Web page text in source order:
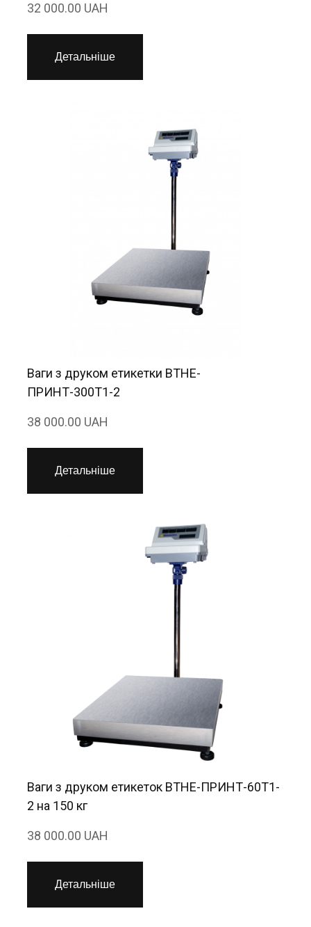
32 000.00 UAH
Детальніше
Ваги з друком етикетки ВТНЕ-
ПРИНТ-300Т1-2
38 000.00 UAH
Детальніше
Ваги з друком етикеток ВТНЕ-ПРИНТ-60Т1-
2 на 150 кг
38 000.00 UAH
Детальніше